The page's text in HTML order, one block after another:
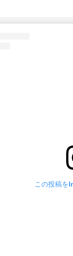
この投稿を